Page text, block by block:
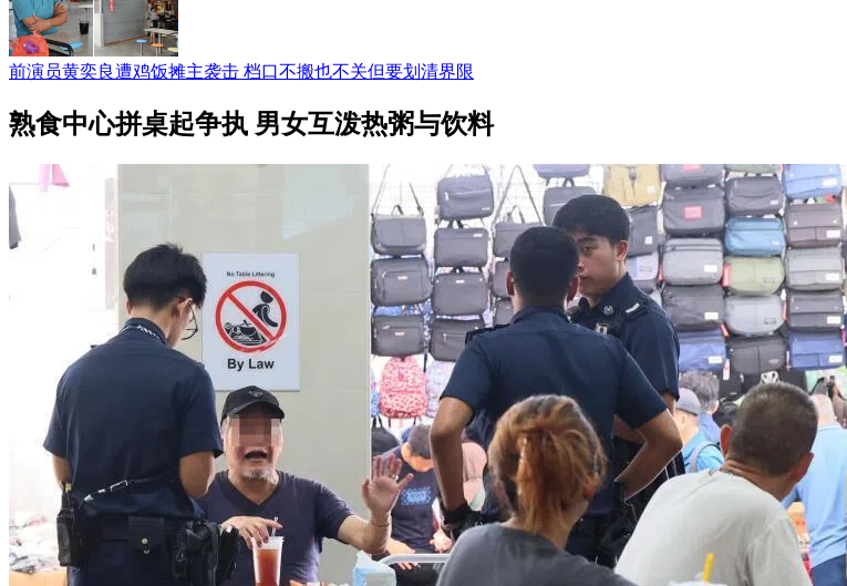
前演员黄奕良遭鸡饭摊主袭击 档口不搬也不关但要划清界限
熟食中心拼桌起争执 男女互泼热粥与饮料